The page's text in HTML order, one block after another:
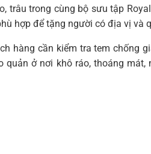
trâu trong cùng bộ sưu tập
hợp để tặng người có địa vị và
hàng cần kiểm tra tem chống
ở nơi khô ráo, thoáng mát,